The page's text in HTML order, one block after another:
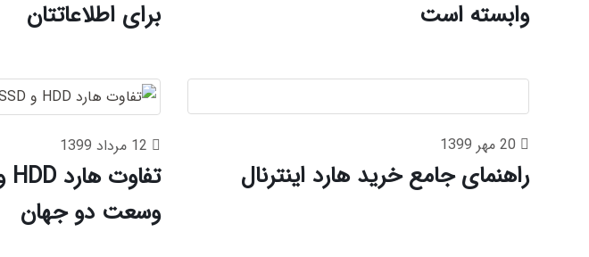
وابسته است
برای اطلاعاتتان
راهنمای جامع خرید هارد اینترنال
وسعت دو جهان